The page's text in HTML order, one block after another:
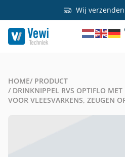
Wij
HOME/ PRODUCT
/ DRINKNIPPEL RVS OPTIFLO MET
VOOR VLEESVARKENS, ZEUGEN